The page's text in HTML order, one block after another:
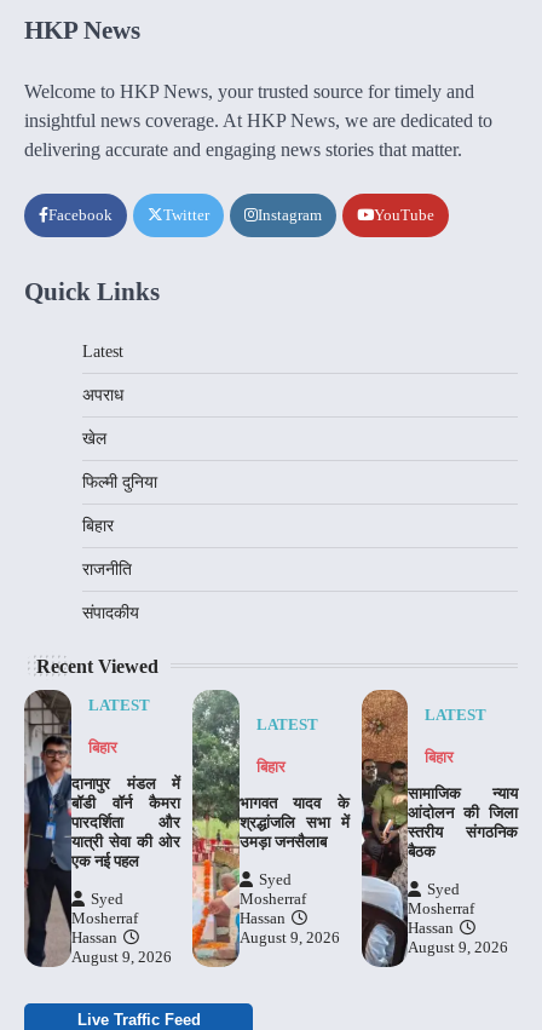
HKP News
Welcome to HKP News, your trusted source for timely and
insightful news coverage. At HKP News, we are dedicated to
delivering accurate and engaging news stories that matter.
Facebook Twitter Instagram YouTube
Quick Links
Latest
अपराध
खेल
फिल्मी दुनिया
बिहार
राजनीति
संपादकीय
Recent Viewed
LATEST
बिहार
दानापुर मंडल में
बॉडी वॉर्न कैमरा
पारदर्शिता और
यात्री सेवा की ओर
एक नई पहल
Syed
Mosherraf
Hassan
August 9, 2026
LATEST
बिहार
भागवत यादव के
श्रद्धांजलि सभा में
उमड़ा जनसैलाब
Syed
Mosherraf
Hassan
August 9, 2026
LATEST
बिहार
​सामाजिक न्याय
आंदोलन की जिला
स्तरीय संगठनिक
बैठक
Syed
Mosherraf
Hassan
August 9, 2026
Live Traffic Feed